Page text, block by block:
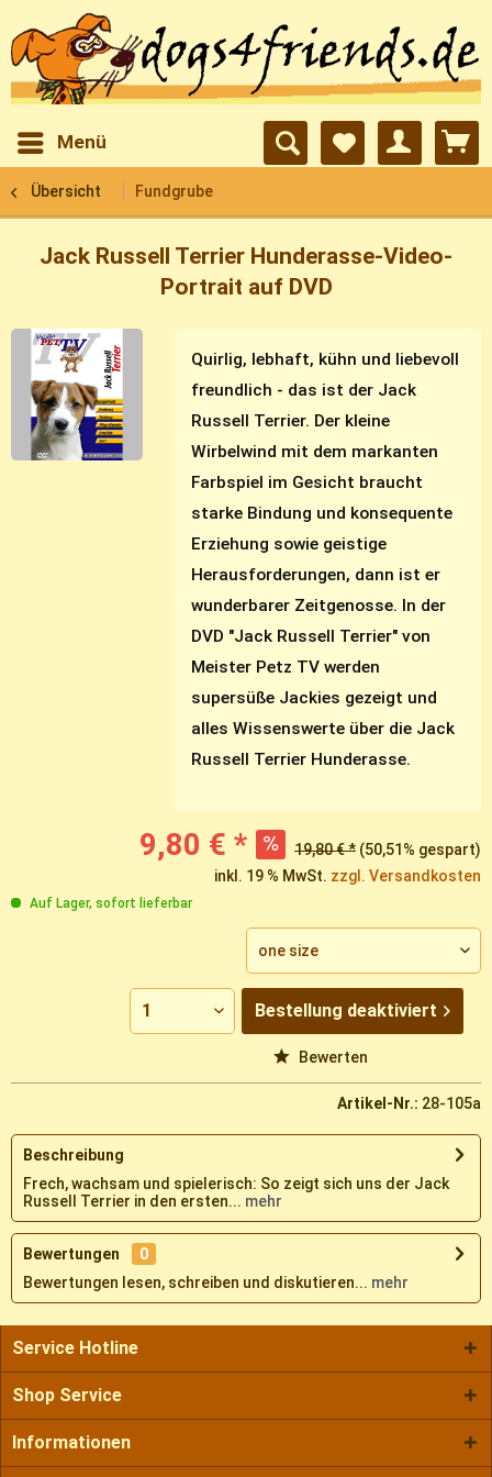
Menü
Übersicht Fundgrube
Jack Russell Terrier Hunderasse-Video-
Portrait auf DVD
Quirlig, lebhaft, kühn und liebevoll
freundlich - das ist der Jack
Russell Terrier. Der kleine
Wirbelwind mit dem markanten
Farbspiel im Gesicht braucht
starke Bindung und konsequente
Erziehung sowie geistige
Herausforderungen, dann ist er
wunderbarer Zeitgenosse. In der
DVD "Jack Russell Terrier" von
Meister Petz TV werden
supersüße Jackies gezeigt und
alles Wissenswerte über die Jack
Russell Terrier Hunderasse.
9,80 € * 19,80 € * (50,51% gespart)
inkl. 19 % MwSt. zzgl. Versandkosten
Auf Lager, sofort lieferbar
Bestellung deaktiviert
Bewerten
Artikel-Nr.: 28-105a
Beschreibung
Frech, wachsam und spielerisch: So zeigt sich uns der Jack
Russell Terrier in den ersten... mehr
Bewertungen
0
Bewertungen lesen, schreiben und diskutieren... mehr
Service Hotline
Shop Service
Informationen